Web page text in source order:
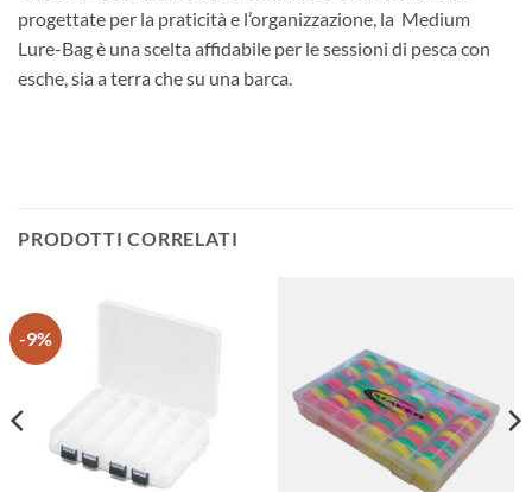
progettate per la praticità e l’organizzazione, la Medium
Lure-Bag è una scelta affidabile per le sessioni di pesca con
esche, sia a terra che su una barca.
PRODOTTI CORRELATI
-9%